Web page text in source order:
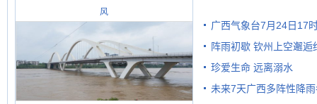
风
广西气象台7月24日17
阵雨初歇 钦州上空邂逅
珍爱生命 远离溺水
未来7天广西多阵性降